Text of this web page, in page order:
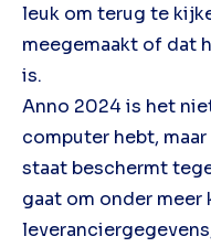
leuk om terug te
meegemaakt of dat
is.
Anno 2024 is het
computer hebt,
staat beschermt
gaat om onder